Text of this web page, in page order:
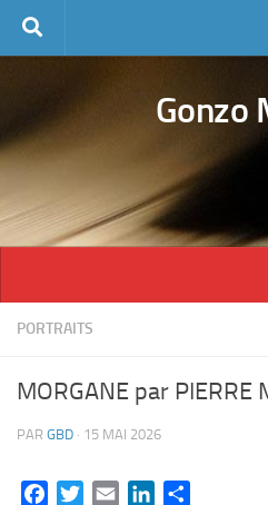
Skip to content
Gonzo
PORTRAITS
MORGANE par PIERRE
PAR GBD · 15 MAI 2026
FacebookTwitterEmail LinkedIn